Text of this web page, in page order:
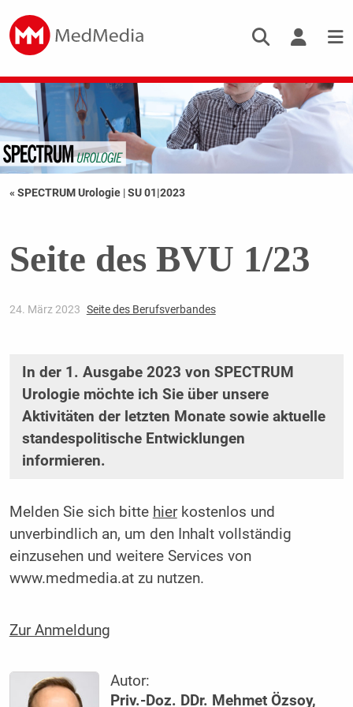
« SPECTRUM Urologie |SU 01|2023
Seite des BVU 1/23
24. März 2023 Seite des Berufsverbandes
In der 1. Ausgabe 2023 von SPECTRUM
Urologie möchte ich Sie über unsere
Aktivitäten der letzten Monate sowie aktuelle
standespolitische Entwicklungen
informieren.
Melden Sie sich bitte hierkostenlos und
unverbindlich an, um den Inhalt vollständig
einzusehen und weitere Services von
www.medmedia.at zu nutzen.
Zur Anmeldung
Autor:
Priv.-Doz. DDr. Mehmet Özsoy,